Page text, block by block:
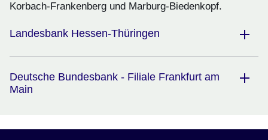
Korbach-Frankenberg und Marburg-Biedenkopf.
Landesbank Hessen-Thüringen
Deutsche Bundesbank - Filiale Frankfurt am
Main